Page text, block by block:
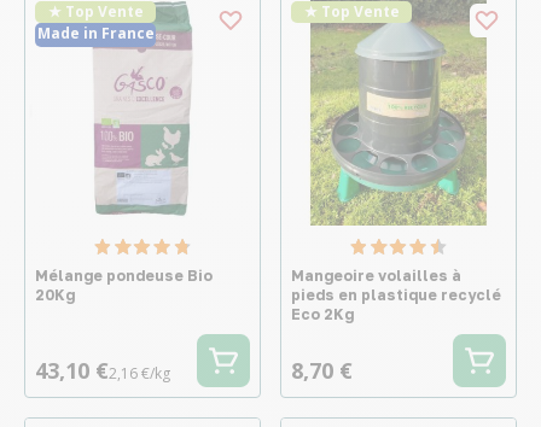
★ Top Vente
Made in France
Mélange pondeuse Bio
20Kg
43,10 €2,16 €/kg
★ Top Vente
Mangeoire volailles à
pieds en plastique recyclé
Eco 2Kg
8,70 €